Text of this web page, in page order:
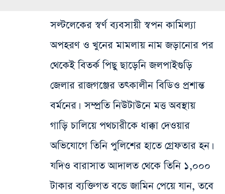
সল্টলেকের স্বর্ণ ব্যবসায়ী স্বপন কামিল্যা
অপহরণ ও খুনের মামলায় নাম জড়ানোর পর
থেকেই বিতর্ক পিছু ছাড়েনি জলপাইগুড়ি
জেলার রাজগঞ্জের তৎকালীন বিডিও প্রশান্ত
বর্মনের। সম্প্রতি নিউটাউনে মত্ত অবস্থায়
গাড়ি চালিয়ে পথচারীকে ধাক্কা দেওয়ার
অভিযোগে তিনি পুলিশের হাতে গ্রেফতার হন।
যদিও বারাসাত আদালত থেকে তিনি ১,০০০
টাকার ব্যক্তিগত বন্ডে জামিন পেয়ে যান, তবে